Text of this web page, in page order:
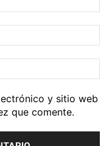
y sitio web
que comente.